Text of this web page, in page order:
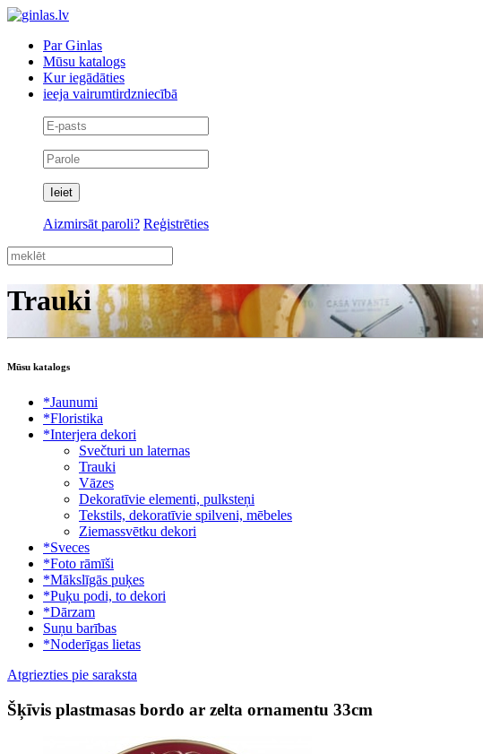
Par Ginlas
Mūsu katalogs
Kur iegādāties
ieeja vairumtirdzniecībā
Aizmirsāt paroli? Reģistrēties
Trauki
Mūsu katalogs
*Jaunumi
*Floristika
*Interjera dekori
Svečturi un laternas
Trauki
Vāzes
Dekoratīvie elementi, pulksteņi
Tekstils, dekoratīvie spilveni, mēbeles
Ziemassvētku dekori
*Sveces
*Foto rāmīši
*Mākslīgās puķes
*Puķu podi, to dekori
*Dārzam
Suņu barības
*Noderīgas lietas
Atgriezties pie saraksta
Šķīvis plastmasas bordo ar zelta ornamentu 33cm